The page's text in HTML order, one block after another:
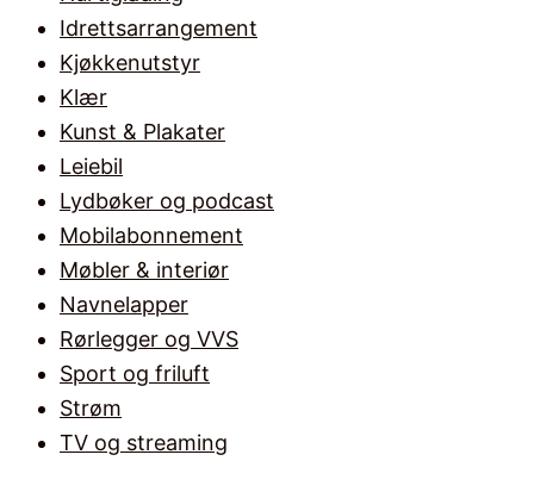
Idrettsarrangement
Kjøkkenutstyr
Klær
Kunst & Plakater
Leiebil
Lydbøker og podcast
Mobilabonnement
Møbler & interiør
Navnelapper
Rørlegger og VVS
Sport og friluft
Strøm
TV og streaming